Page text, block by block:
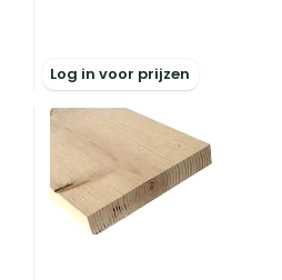
Log in voor prijzen